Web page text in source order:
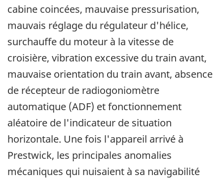
cabine coincées, mauvaise pressurisation,
mauvais réglage du régulateur d'hélice,
surchauffe du moteur à la vitesse de
croisière, vibration excessive du train avant,
mauvaise orientation du train avant, absence
de récepteur de radiogoniomètre
automatique (ADF) et fonctionnement
aléatoire de l'indicateur de situation
horizontale. Une fois l'appareil arrivé à
Prestwick, les principales anomalies
mécaniques qui nuisaient à sa navigabilité